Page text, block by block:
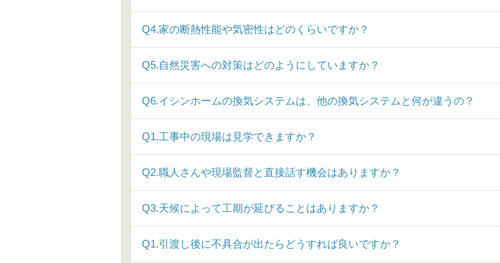
Q4.家の断熱性能や気密性はどのくらいですか？
Q5.自然災害への対策はどのようにしていますか？
Q6.イシンホームの換気システムは、他の換気システムと何が違うの？
Q1.工事中の現場は見学できますか？
Q2.職人さんや現場監督と直接話す機会はありますか？
Q3.天候によって工期が延びることはありますか？
Q1.引渡し後に不具合が出たらどうすれば良いですか？